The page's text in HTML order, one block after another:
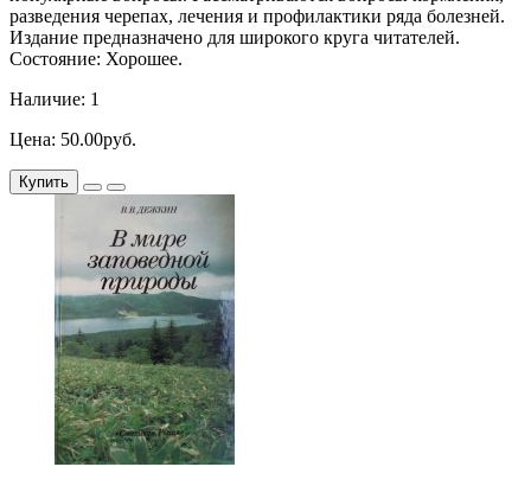
разведения черепах, лечения и профилактики ряда болезней.
Издание предназначено для широкого круга читателей.
Состояние: Хорошее.
Наличие: 1
Цена: 50.00руб.
Купить